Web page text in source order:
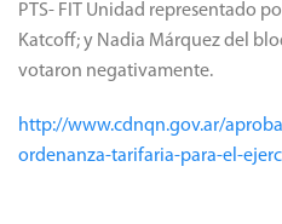
PTS- FIT Unidad representado
Katcoff; y Nadia Márquez del
votaron negativamente.
http://www.cdnqn.gov.ar/
ordenanza-tarifaria-para-el-